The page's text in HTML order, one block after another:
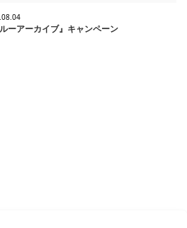
ルーアーカイブ』キャンペーン